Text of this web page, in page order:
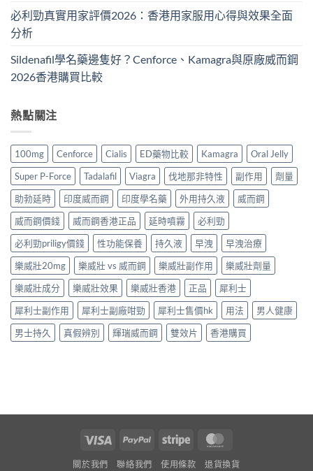
必利勁真實用家評價2026：香港用家服用心得與效果全面
分析
Sildenafil學名藥邊隻好？Cenforce、Kamagra與原廠威而鋼
2026香港購買比較
熱點關注
100mg Cenforce Cialis ED藥物比較 Kamagra
Oral Jelly
Super P-Force
Tadalafil Viagra 伐地那非特性 副作用
劑量
助勃延時
印度威而鋼 印度學名藥 外用持久液
威而鋼
威而鋼價錢
威而鋼香港正品 延時噴霧
必利勁
必利勁priligy價錢
性功能保養 持久液 早洩
早洩治療
樂威壯20mg
樂威壯 vs 威而鋼 樂威壯副作用
樂威壯劑量
樂威壯成分
樂威壯效果 樂威壯香港 正品
犀利士
犀利士副作用
犀利士副廠咁勁 犀利士售價hk 用法
男人健康
男士持久
真假辨別 輝瑞威而鋼 雙效片 香港購買
Visa PayPal Stripe
關於我們 聯絡我們 使用條款 退貨換貨